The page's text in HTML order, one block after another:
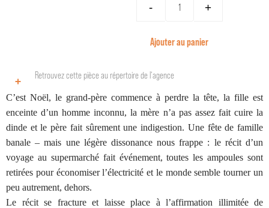
- +
Ajouter au panier
Retrouvez cette pièce au répertoire de l‘agence
C’est Noël, le grand-père commence à perdre la tête, la fille est
enceinte d’un homme inconnu, la mère n’a pas assez fait cuire la
dinde et le père fait sûrement une indigestion. Une fête de famille
banale – mais une légère dissonance nous frappe : le récit d’un
voyage au supermarché fait événement, toutes les ampoules sont
retirées pour économiser l’électricité et le monde semble tourner un
peu autrement, dehors.
Le récit se fracture et laisse place à l’affirmation illimitée de